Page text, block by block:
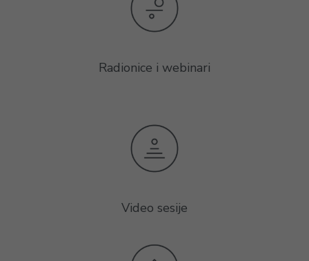
Radionice i webinari
Video sesije